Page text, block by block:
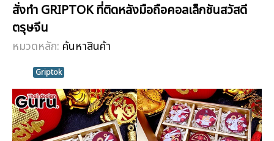
สั่งทำ GRIPTOK ที่ติดหลังมือถือคอลเล็กชันสวัสดี
ตรุษจีน
หมวดหลัก: ค้นหาสินค้า
Griptok